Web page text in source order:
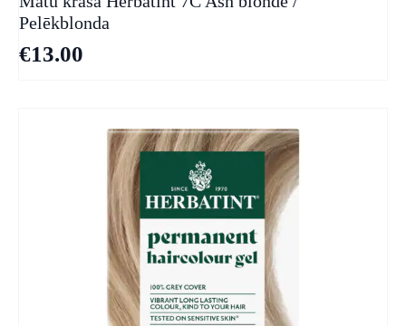
Pelēkblonda
€13.00